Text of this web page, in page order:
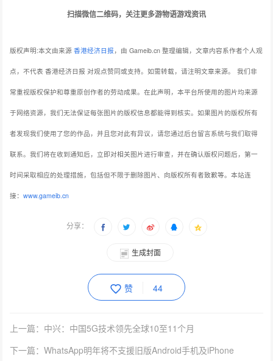
扫描微信二维码，关注更多游物语游戏资讯
版权声明:本文由来源香港经济日报 ，由 Gameib.cn 整理编辑，文章内容系作者个人观
点，不代表 香港经济日报 对观点赞同或支持。如需转载，请注明文章来源。 我们非
常重视版权保护和尊重原创作者的劳动成果。在此声明，本平台所使用的图片均来源
于网络资源，我们无法保证每张图片的版权信息都能得到核实。如果图片的版权所有
者发现我们使用了您的作品，并且您对此有异议，请您通过后台留言系统与我们取得
联系。我们将在收到通知后，立即对相关图片进行审查，并在确认版权问题后，第一
时间采取相应的处理措施，包括但不限于删除图片、向版权所有者致歉等。本站连
接：www.gameib.cn
分享：
生成封面
赞 44
上一篇：中兴：中国5G技术领先全球10至11个月
下一篇：WhatsApp明年将不支援旧版Android手机及iPhone